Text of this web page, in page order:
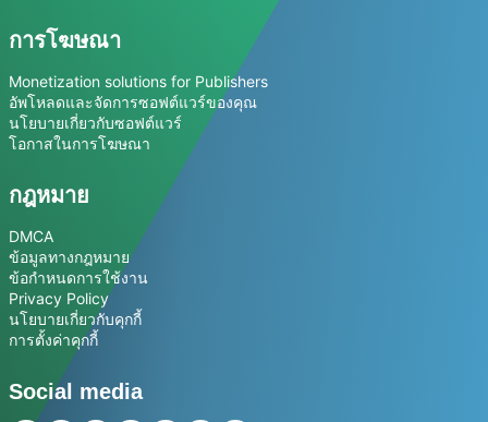
การโฆษณา
Monetization solutions for Publishers
อัพโหลดและจัดการซอฟต์แวร์ของคุณ
นโยบายเกี่ยวกับซอฟต์แวร์
โอกาสในการโฆษณา
กฎหมาย
DMCA
ข้อมูลทางกฎหมาย
ข้อกำหนดการใช้งาน
Privacy Policy
นโยบายเกี่ยวกับคุกกี้
การตั้งค่าคุกกี้
Social media